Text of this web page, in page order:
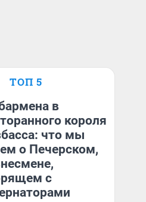
ТОП 5
в
короля
что мы
о Печерском,
с